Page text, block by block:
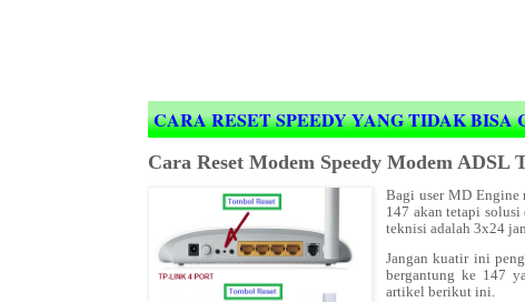
CARA RESET SPEEDY YANG TIDAK BISA
Cara Reset Modem Speedy Modem ADSL
Bagi user MD Engine
147 akan tetapi
teknisi adalah 3x24
Jangan kuatir ini
bergantung ke 147
artikel berikut ini.